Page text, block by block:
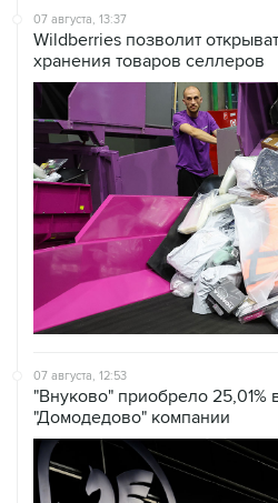
07 августа, 13:37
Wildberries позволит
хранения товаров селлеров
07 августа, 12:53
"Внуково" приобрело
"Домодедово" компании